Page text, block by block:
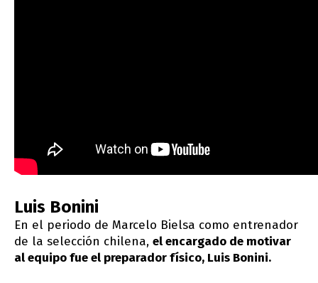
Luis Bonini
En el periodo de Marcelo Bielsa como entrenador
de la selección chilena, el encargado de motivar
al equipo fue el preparador físico, Luis Bonini.